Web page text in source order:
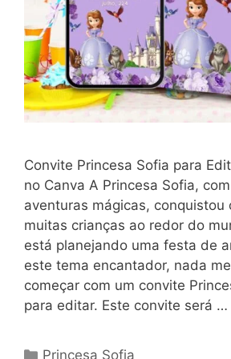
Convite Princesa Sofia para
no Canva A Princesa Sofia,
aventuras mágicas, conquistou
muitas crianças ao redor do
está planejando uma festa de
este tema encantador, nada
começar com um convite
para editar. Este convite será …
Categorias
Princesa Sofia